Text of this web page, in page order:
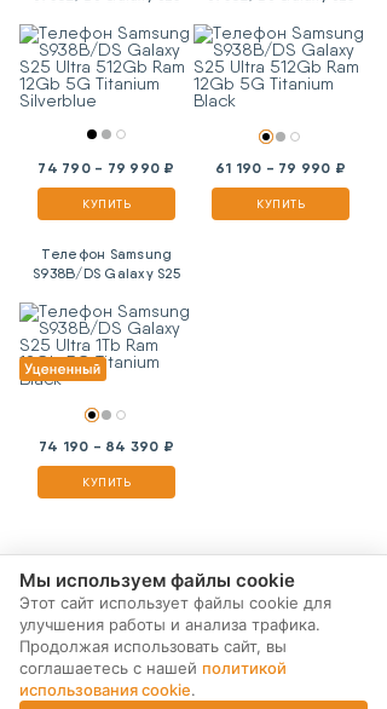
5G Titanium Silverblue
74 790 - 79 990 ₽
КУПИТЬ
5G Titanium Black
61 190 - 79 990 ₽
КУПИТЬ
Телефон Samsung
S938B/DS Galaxy S25
Titanium Black
74 190 - 84 390 ₽
КУПИТЬ
Мы используем файлы cookie
Этот сайт использует файлы cookie для
улучшения работы и анализа трафика.
Продолжая использовать сайт, вы
соглашаетесь с нашей политикой
использования cookie.